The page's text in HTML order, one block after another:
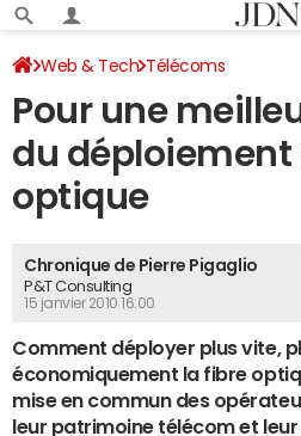
Web & Tech Télécoms
Pour une
du déploiement
optique
Chronique de Pierre Pigaglio
P&T Consulting
15 janvier 2010 16:00
Comment déployer plus vite,
économiquement la fibre
mise en commun des
leur patrimoine télécom et leur